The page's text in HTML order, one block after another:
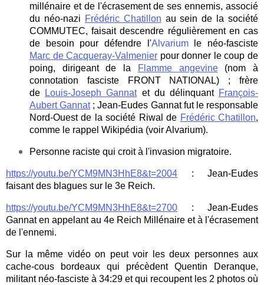
millénaire et de l'écrasement de ses ennemis, associé
du néo-nazi Frédéric Chatillon au sein de la société
COMMUTEC, faisait descendre régulièrement en cas
de besoin pour défendre l'Alvariumle néo-fasciste
Marc de Cacqueray-Valmenier pour donner le coup de
poing, dirigeant de la
Flamme angevine(nom à
connotation fasciste FRONT NATIONAL) ; frère
de
Louis-Joseph Gannatet du délinquant François-
Aubert Gannat; Jean-Eudes Gannat fut le responsable
Nord-Ouest de la société Riwal de Frédéric Chatillon,
comme le rappel Wikipédia (voir Alvarium).
Personne raciste qui croit à l'invasion migratoire.
https://youtu.be/YCM9MN3HhE8&t=2004 : Jean-Eudes
faisant des blagues sur le 3e Reich.
https://youtu.be/YCM9MN3HhE8&t=2700 : Jean-Eudes
Gannat en appelant au 4e Reich Millénaire et à l'écrasement
de l'ennemi.
Sur la même vidéo on peut voir les deux personnes aux
cache-cous bordeaux qui précèdent Quentin Deranque,
militant néo-fasciste à 34:29 et qui recoupent les 2 photos où